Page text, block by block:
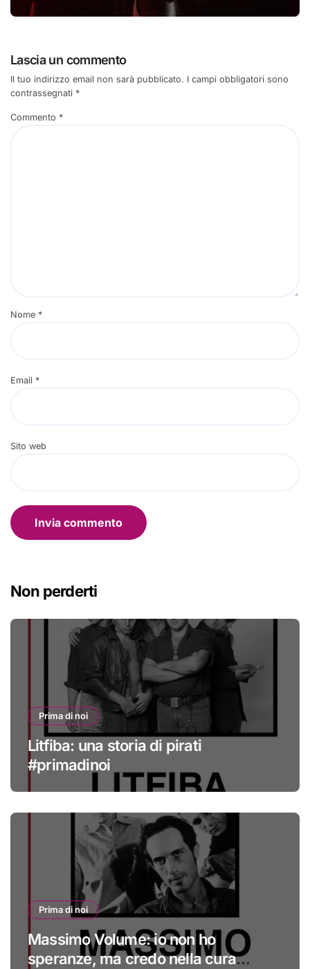
Lascia un commento
Il tuo indirizzo email non sarà pubblicato. I campi obbligatori sono
contrassegnati *
Commento *
Nome *
Email *
Sito web
Non perderti
Prima di noi
Litfiba: una storia di pirati
#primadinoi
Prima di noi
Massimo Volume: io non ho
speranze, ma credo nella cura